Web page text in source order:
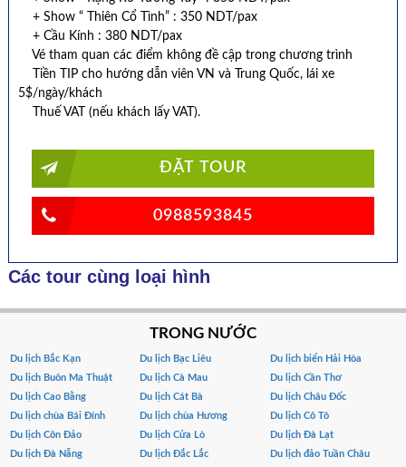
+ Show “ Thiên Cổ Tình” : 350 NDT/pax
+ Cầu Kính : 380 NDT/pax
Vé tham quan các điểm không đề cập trong chương trình
Tiền TIP cho hướng dẫn viên VN và Trung Quốc, lái xe
5$/ngày/khách
Thuế VAT (nếu khách lấy VAT).
ĐẶT TOUR
0988593845
Các tour cùng loại hình
TRONG NƯỚC
Du lịch Bắc Kạn Du lịch Bạc Liêu
Du lịch biển Hải Hòa
Du lịch Buôn Ma Thuật
Du lịch Cà Mau
Du lịch Cần Thơ
Du lịch Cao Bằng
Du lịch Cát Bà
Du lịch Châu Đốc
Du lịch chùa Bái Đính
Du lịch chùa Hương
Du lịch Cô Tô
Du lịch Côn Đảo
Du lịch Cửa Lò
Du lịch Đà Lạt
Du lịch Đà Nẵng
Du lịch Đắc Lắc
Du lịch đảo Tuần Châu